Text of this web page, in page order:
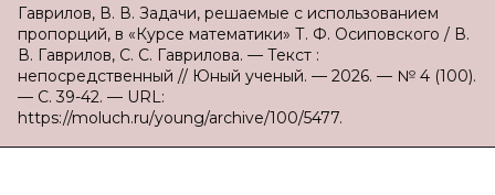
Гаврилов, В. В. Задачи, решаемые с использованием
пропорций, в «Курсе математики» Т. Ф. Осиповского / В.
В. Гаврилов, С. С. Гаврилова. — Текст :
непосредственный // Юный ученый. — 2026. — № 4 (100).
— С. 39-42. — URL:
https://moluch.ru/young/archive/100/5477.